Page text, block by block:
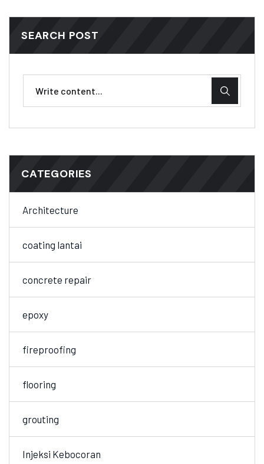
SEARCH POST
CATEGORIES
Architecture
coating lantai
concrete repair
epoxy
fireproofing
flooring
grouting
Injeksi Kebocoran